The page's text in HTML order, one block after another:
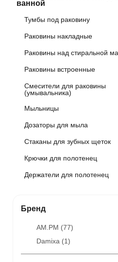
ванной
Тумбы под раковину
Раковины накладные
Раковины над стиральной
Раковины встроенные
Смесители для раковины
(умывальника)
Мыльницы
Дозаторы для мыла
Стаканы для зубных щеток
Крючки для полотенец
Держатели для полотенец
Бренд
AM.PM (77)
Damixa (1)